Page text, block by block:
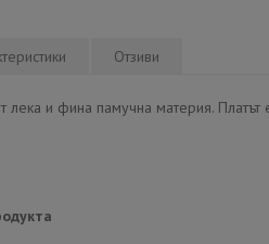
Отзиви
лека и фина памучна материя. Платът